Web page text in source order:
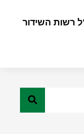
רשות השידור